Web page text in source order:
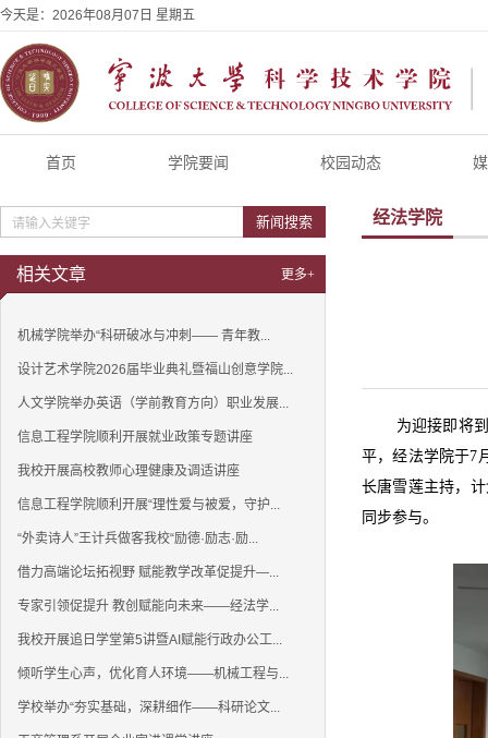
今天是： 2026年08月07日 星期五
首页 学院要闻 校园动态
新闻搜索
相关文章 更多+
机械学院举办“科研破冰与冲刺—— 青年教...
设计艺术学院2026届毕业典礼暨福山创意学院...
人文学院举办英语（学前教育方向）职业发展...
信息工程学院顺利开展就业政策专题讲座
我校开展高校教师心理健康及调适讲座
信息工程学院顺利开展“理性爱与被爱，守护...
“外卖诗人”王计兵做客我校“励德·励志·励...
借力高端论坛拓视野 赋能教学改革促提升—...
专家引领促提升 教创赋能向未来——经法学...
我校开展追日学堂第5讲暨AI赋能行政办公工...
倾听学生心声，优化育人环境——机械工程与...
学校举办“夯实基础，深耕细作——科研论文...
经法学院
为迎接即将
平，经法学院于7
长唐雪莲主持，
同步参与。